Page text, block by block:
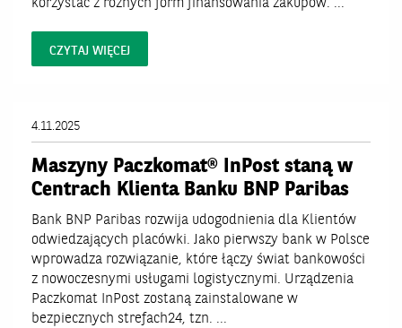
korzystać z różnych form finansowania zakupów. ...
CZYTAJ WIĘCEJ
4.11.2025
Maszyny Paczkomat® InPost staną w
Centrach Klienta Banku BNP Paribas
Bank BNP Paribas rozwija udogodnienia dla Klientów
odwiedzających placówki. Jako pierwszy bank w Polsce
wprowadza rozwiązanie, które łączy świat bankowości
z nowoczesnymi usługami logistycznymi. Urządzenia
Paczkomat InPost zostaną zainstalowane w
bezpiecznych strefach24, tzn. ...